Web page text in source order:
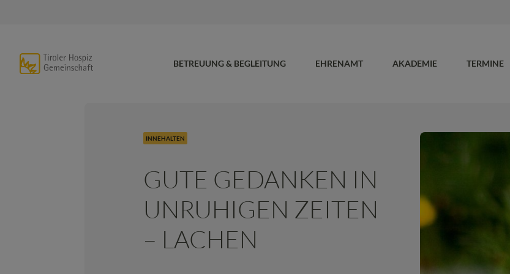
BETREUUNG & BEGLEITUNG EHRENAMT AKADEMIE TERMINE
INNEHALTEN
GUTE GEDANKEN IN
UNRUHIGEN ZEITEN
– LACHEN